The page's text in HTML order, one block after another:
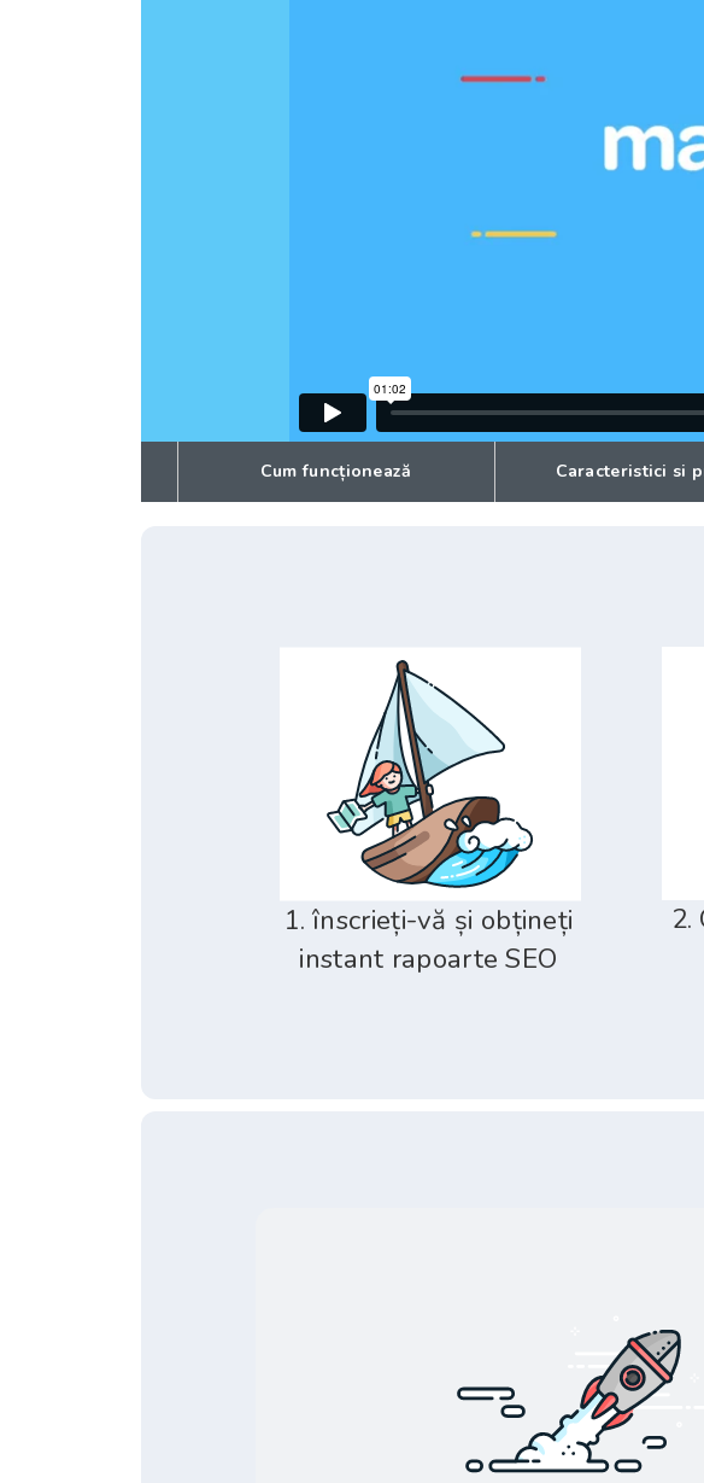
Cum funcționează Caracteristici si
1. înscrieți-vă și obțineți
instant rapoarte SEO